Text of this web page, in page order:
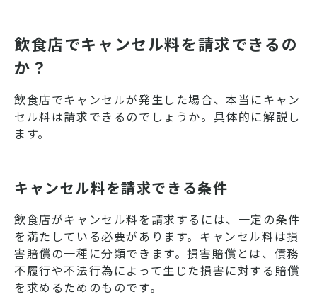
飲食店でキャンセル料を請求できるの
か？
飲食店でキャンセルが発生した場合、本当にキャン
セル料は請求できるのでしょうか。具体的に解説し
ます。
キャンセル料を請求できる条件
飲食店がキャンセル料を請求するには、一定の条件
を満たしている必要があります。キャンセル料は損
害賠償の一種に分類できます。損害賠償とは、債務
不履行や不法行為によって生じた損害に対する賠償
を求めるためのものです。